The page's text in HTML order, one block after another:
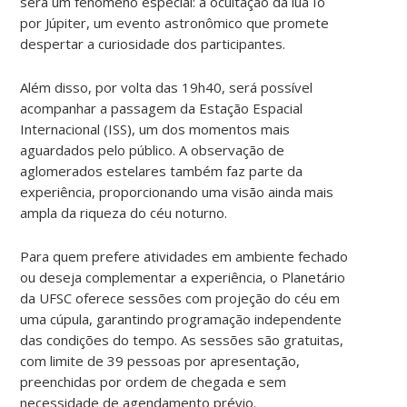
por Júpiter, um evento astronômico que promete
despertar a curiosidade dos participantes.
Além disso, por volta das 19h40, será possível
acompanhar a passagem da Estação Espacial
Internacional (ISS), um dos momentos mais
aguardados pelo público. A observação de
aglomerados estelares também faz parte da
experiência, proporcionando uma visão ainda mais
ampla da riqueza do céu noturno.
Para quem prefere atividades em ambiente fechado
ou deseja complementar a experiência, o Planetário
da UFSC oferece sessões com projeção do céu em
uma cúpula, garantindo programação independente
das condições do tempo. As sessões são gratuitas,
com limite de 39 pessoas por apresentação,
preenchidas por ordem de chegada e sem
necessidade de agendamento prévio.